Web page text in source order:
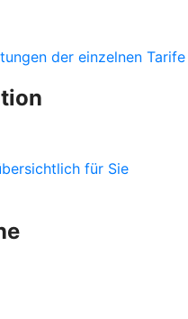
der einzelnen Tarife
für Sie